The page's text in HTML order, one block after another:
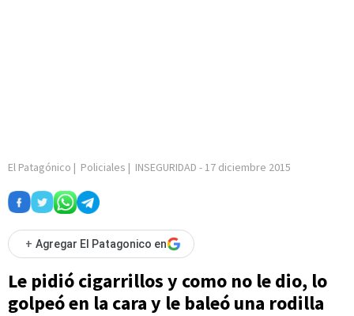
El Patagónico | Policiales | INSEGURIDAD - 17 diciembre 2015
+ Agregar El Patagonico en
Le pidió cigarrillos y como no le dio, lo
golpeó en la cara y le baleó una rodilla